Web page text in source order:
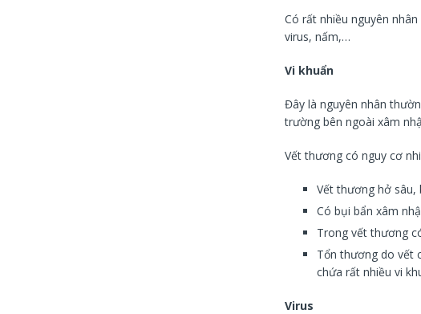
Có rất nhiều nguyên
virus, nấm,…
Vi khuẩn
Đây là nguyên nhân
trường bên ngoài xâm
Vết thương có nguy cơ
Vết thương hở sâu,
Có bụi bẩn xâm
Trong vết thương
Tổn thương do vết
chứa rất nhiều vi
Virus